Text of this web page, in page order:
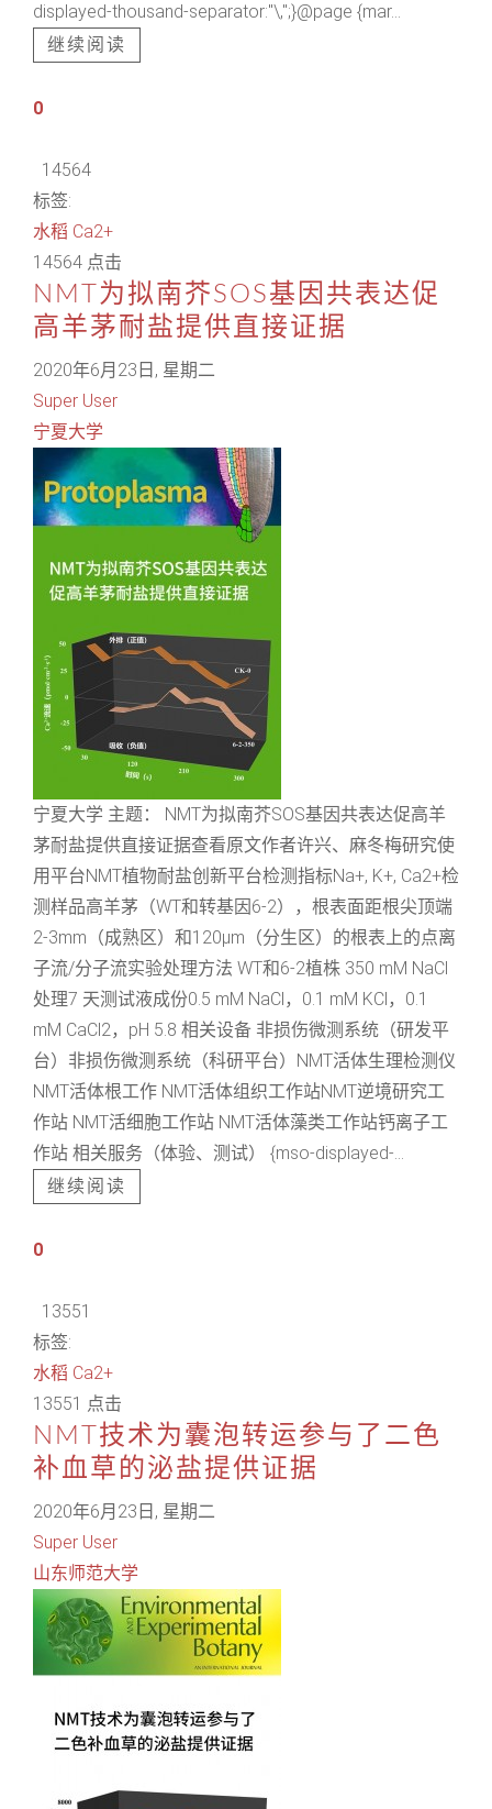
displayed-thousand-separator:"\,";}@page {mar...
继续阅读
0
14564
标签:
水稻 Ca2+
14564 点击
NMT为拟南芥SOS基因共表达促
高羊茅耐盐提供直接证据
2020年6月23日, 星期二
Super User
宁夏大学
宁夏大学 主题： NMT为拟南芥SOS基因共表达促高羊
茅耐盐提供直接证据查看原文作者许兴、麻冬梅研究使
用平台NMT植物耐盐创新平台检测指标Na+, K+, Ca2+检
测样品高羊茅（WT和转基因6-2），根表面距根尖顶端
2-3mm（成熟区）和120μm（分生区）的根表上的点离
子流/分子流实验处理方法 WT和6-2植株 350 mM NaCl
处理7 天测试液成份0.5 mM NaCl，0.1 mM KCl，0.1
mM CaCl2，pH 5.8 相关设备 非损伤微测系统（研发平
台）非损伤微测系统（科研平台）NMT活体生理检测仪
NMT活体根工作 NMT活体组织工作站NMT逆境研究工
作站 NMT活细胞工作站 NMT活体藻类工作站钙离子工
作站 相关服务（体验、测试） {mso-displayed-...
继续阅读
0
13551
标签:
水稻 Ca2+
13551 点击
NMT技术为囊泡转运参与了二色
补血草的泌盐提供证据
2020年6月23日, 星期二
Super User
山东师范大学